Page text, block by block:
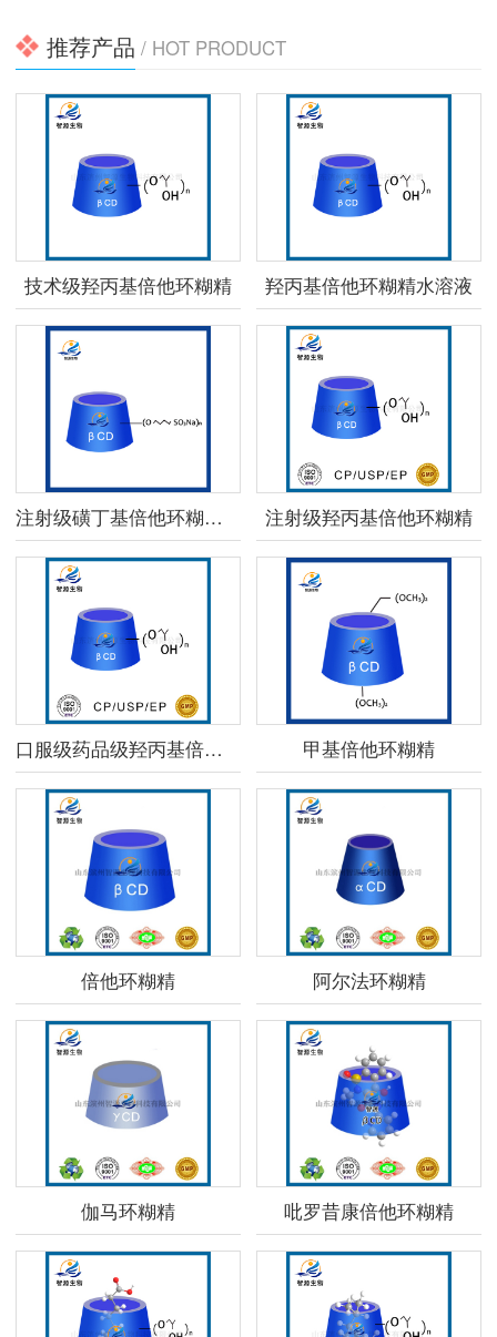
推荐产品 / HOT PRODUCT
技术级羟丙基倍他环糊精 羟丙基倍他环糊精水溶液
注射级磺丁基倍他环糊精钠 注射级羟丙基倍他环糊精
口服级药品级羟丙基倍他环糊精 甲基倍他环糊精
倍他环糊精 阿尔法环糊精
伽马环糊精 吡罗昔康倍他环糊精